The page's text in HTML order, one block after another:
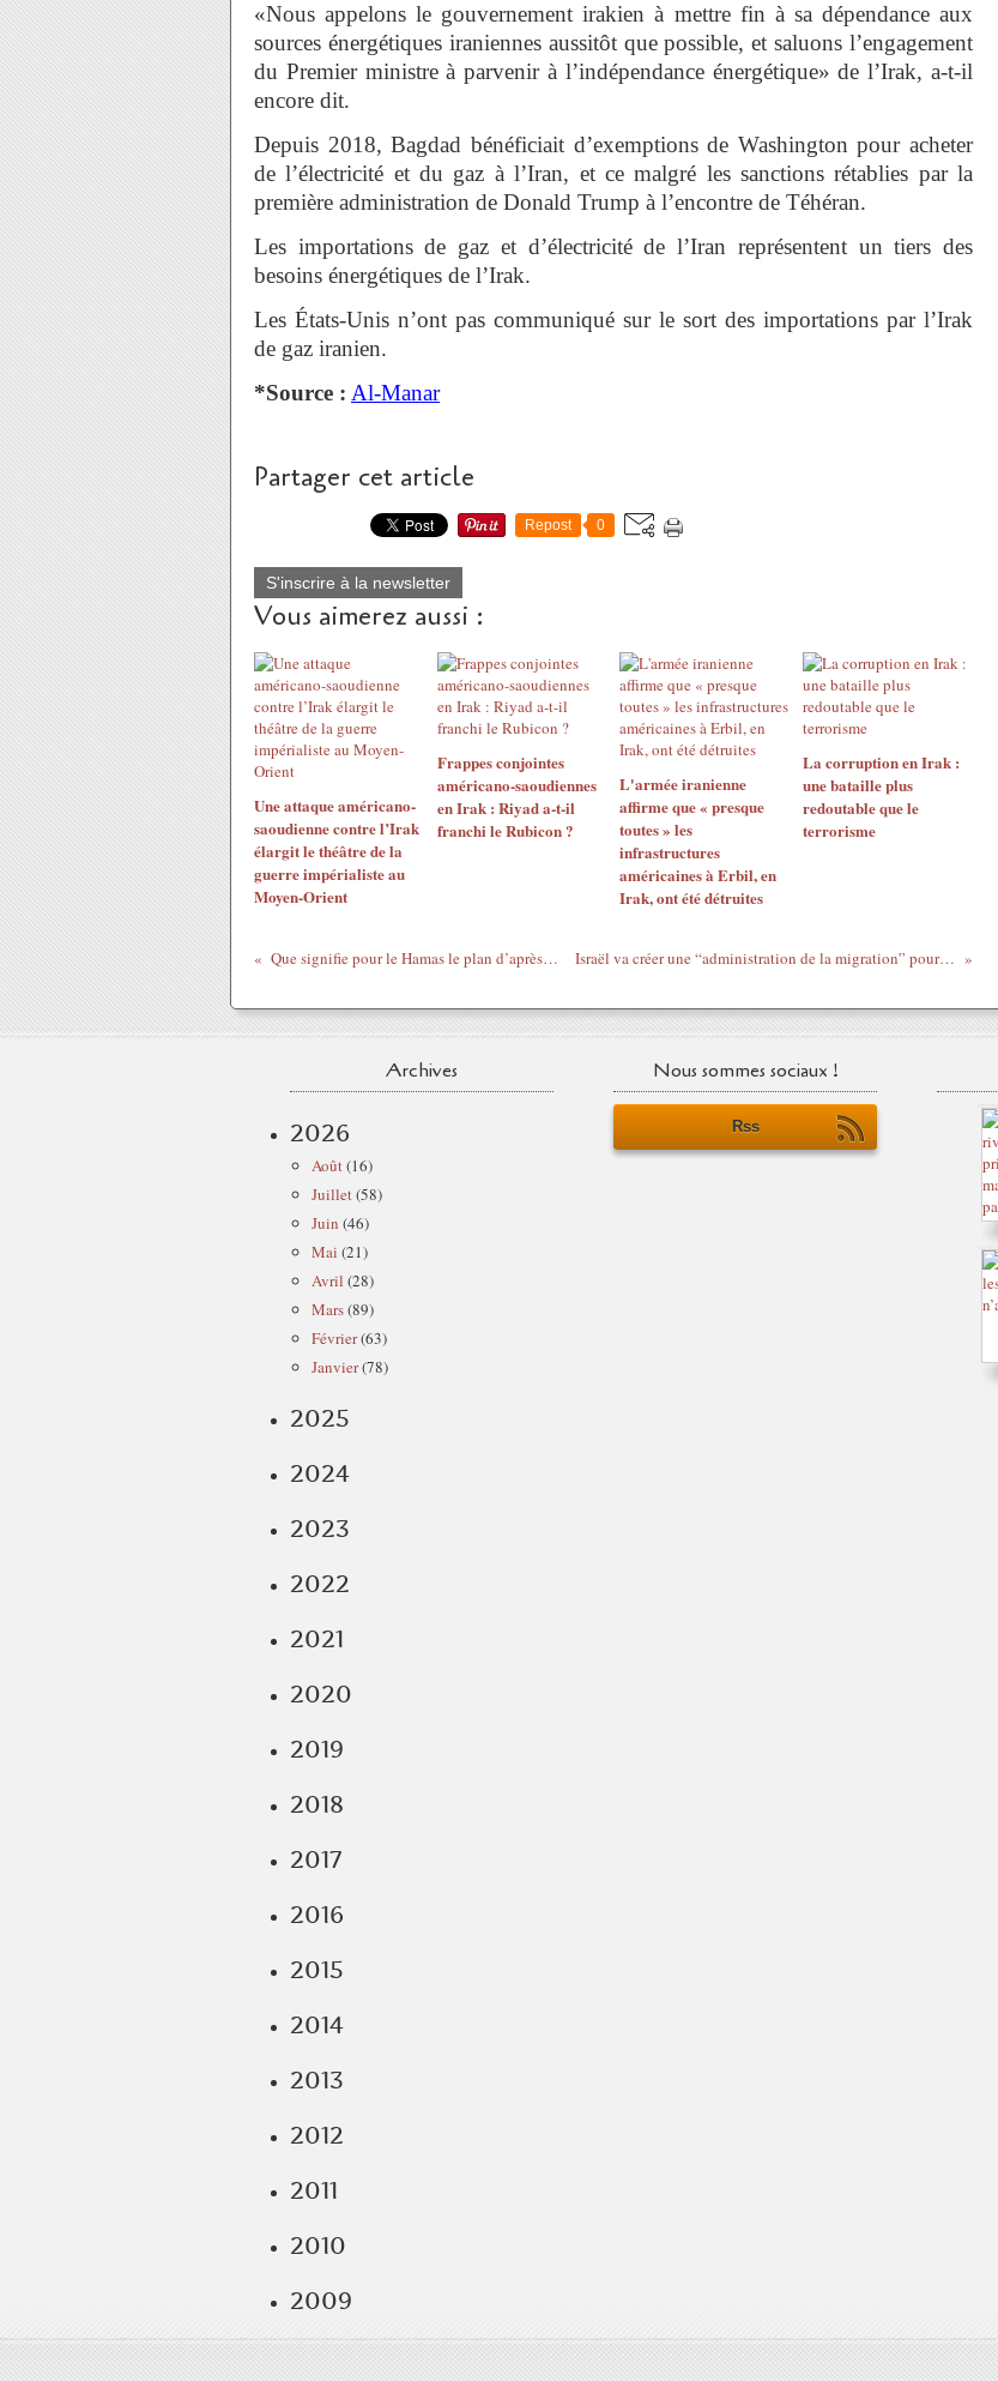
«Nous appelons le gouvernement irakien à mettre fin à sa dépendance aux
sources énergétiques iraniennes aussitôt que possible, et saluons l’engagement
du Premier ministre à parvenir à l’indépendance énergétique» de l’Irak, a-t-il
encore dit.
Depuis 2018, Bagdad bénéficiait d’exemptions de Washington pour acheter
de l’électricité et du gaz à l’Iran, et ce malgré les sanctions rétablies par la
première administration de Donald Trump à l’encontre de Téhéran.
Les importations de gaz et d’électricité de l’Iran représentent un tiers des
besoins énergétiques de l’Irak.
Les États-Unis n’ont pas communiqué sur le sort des importations par l’Irak
de gaz iranien.
*Source : Al-Manar
Partager cet article
Repost 0
S'inscrire à la newsletter
Vous aimerez aussi :
Une attaque américano-
saoudienne contre l’Irak
élargit le théâtre de la
guerre impérialiste au
Moyen-Orient
Frappes conjointes
américano-saoudiennes
en Irak : Riyad a-t-il
franchi le Rubicon ?
L'armée iranienne
affirme que « presque
toutes » les
infrastructures
américaines à Erbil, en
Irak, ont été détruites
La corruption en Irak :
une bataille plus
redoutable que le
terrorisme
Que signifie pour le Hamas le plan d’après-guerre de l’Égypte pour Gaza ? Israël va créer une “administration de la migration” pour accélérer le nettoyage ethnique de Gaza
Archives
2026
Août(16)
Juillet(58)
Juin (46)
Mai (21)
Avril (28)
Mars(89)
Février(63)
Janvier(78)
2025
2024
2023
2022
2021
2020
2019
2018
2017
2016
2015
2014
2013
2012
2011
2010
2009
Nous sommes sociaux !
Rss